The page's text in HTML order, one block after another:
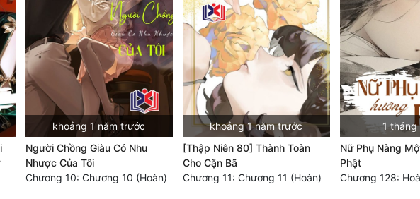
khoảng 1 năm trước
Người Chồng Giàu Có Nhu
Nhược Của Tôi
Chương 10: Chương 10 (Hoàn)
khoảng 1 năm trước
[Thập Niên 80] Thành Toàn
Cho Cặn Bã
Chương 11: Chương 11 (Hoàn)
1
Nữ Phụ Nàng
Phật
Chương 128: